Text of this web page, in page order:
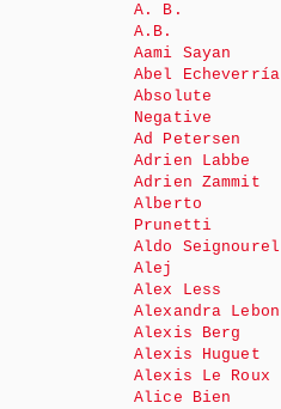
A. B.
A.B.
Aami Sayan
Abel Echeverría
Absolute
Negative
Ad Petersen
Adrien Labbe
Adrien Zammit
Alberto
Prunetti
Aldo Seignourel
Alej
Alex Less
Alexandra Lebon
Alexis Berg
Alexis Huguet
Alexis Le Roux
Alice Bien